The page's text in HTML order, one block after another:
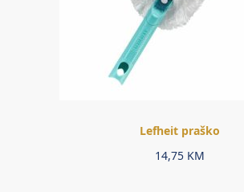
Lefheit praško
14,75 KM